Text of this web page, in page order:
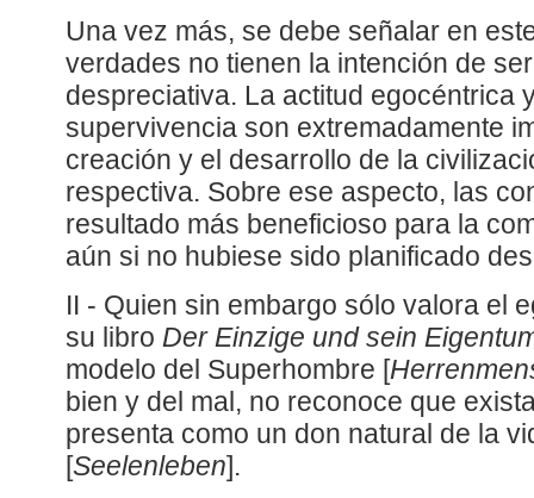
Una vez más, se debe señalar en
verdades no tienen la intención de
despreciativa. La actitud egocéntrica
supervivencia son extremadamente
creación y el desarrollo de la
respectiva. Sobre ese aspecto, las
resultado más beneficioso para la
aún si no hubiese sido planificado
II - Quien sin embargo sólo valora el
su libro Der Einzige und sein
modelo del Superhombre [
bien y del mal, no reconoce que
presenta como un don natural de la
[Seelenleben].